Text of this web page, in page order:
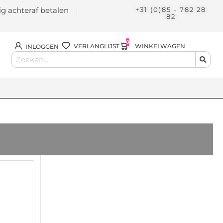
achteraf betalen
+31 (0)85 - 782 28
82
INLOGGEN VERLANGLIJST WINKELWAGEN
0